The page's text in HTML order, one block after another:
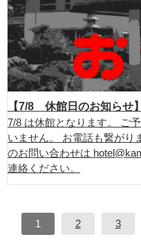
【7/8 休館日のお知らせ】
7/8 は休館となります。 ご
いません。 お電話も繋がり
のお問い合わせは
連絡ください。
1 2 3